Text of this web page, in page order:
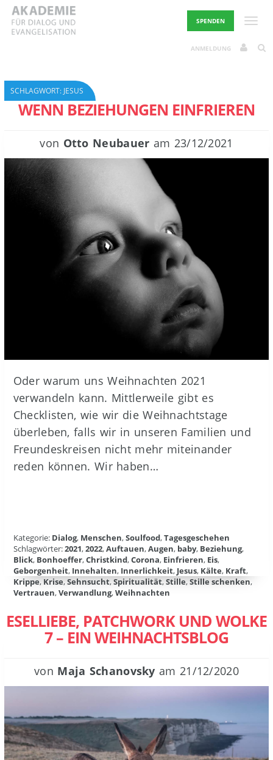
Skip
content
SPENDEN
ANMELDUNG
SCHLAGWORT: JESUS
WENN BEZIEHUNGEN EINFRIEREN
von Otto Neubauer am 23/12/2021
Oder warum uns Weihnachten 2021
verwandeln kann. Mittlerweile gibt es
Checklisten, wie wir die Weihnachtstage
überleben, falls wir in unseren Familien und
Freundeskreisen nicht mehr miteinander
reden können. Wir haben…
Kategorie: Dialog, Menschen,Soulfood,Tagesgeschehen
Schlagwörter:2021,2022,Auftauen,Augen, baby, Beziehung,
Blick, Bonhoeffer,Christkind,Corona, Einfrieren, Eis,
Geborgenheit, Innehalten, Innerlichkeit, Jesus, Kälte, Kraft,
Krippe,Krise,Sehnsucht,Spiritualität,Stille,Stille schenken,
Vertrauen,Verwandlung,Weihnachten
ESELLIEBE, PATCHWORK UND WOLKE
7 – EIN WEIHNACHTSBLOG
von Maja Schanovsky am 21/12/2020